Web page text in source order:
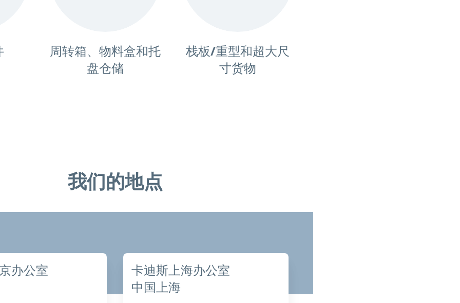
周转箱、物料盒和托
盘仓储
栈板/重型和超大尺
寸货物
我们的地点
办公室
卡迪斯上海办公室
中国上海